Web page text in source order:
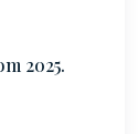
2025.